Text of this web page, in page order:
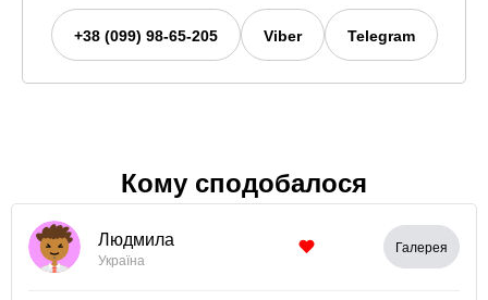
+38 (099) 98-65-205 Viber Telegram
Кому сподобалося
Людмила
Україна
Галерея